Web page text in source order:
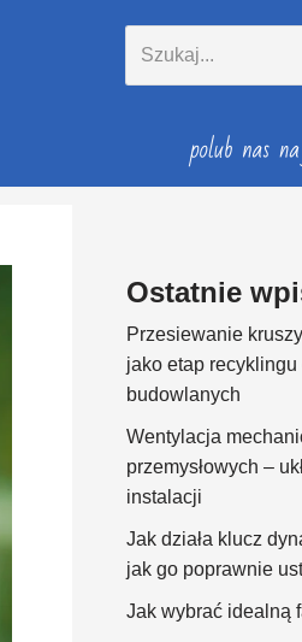
Ostatnie
Przesiewanie
jako etap
budowlanych
Wentylacja
przemysłowych –
instalacji
Jak działa klucz
jak go poprawnie
Jak wybrać idealną